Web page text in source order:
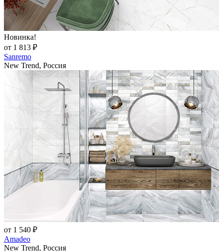
Новинка!
от 1 813 ₽
Sanremo
New Trend, Россия
от 1 540 ₽
Amadeo
New Trend, Россия